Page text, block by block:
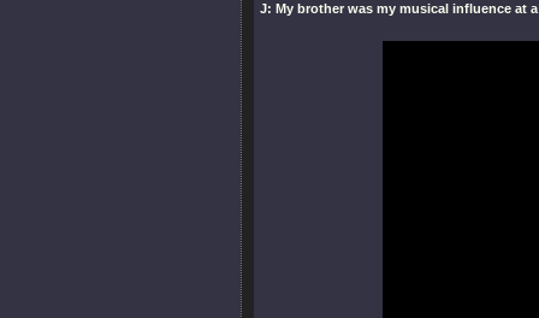
J: My brother was my musical influence at